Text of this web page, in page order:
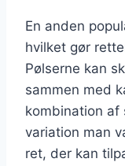
En anden
hvilket gør
Pølserne kan
sammen med
kombination af
variation man
ret, der kan